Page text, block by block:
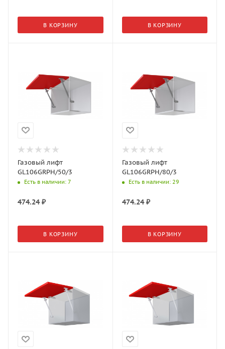
В КОРЗИНУ В КОРЗИНУ
Газовый лифт
GL106GRPH/50/3
Есть в наличии: 7
474.24₽
В КОРЗИНУ
Газовый лифт
GL106GRPH/80/3
Есть в наличии: 29
474.24₽
В КОРЗИНУ